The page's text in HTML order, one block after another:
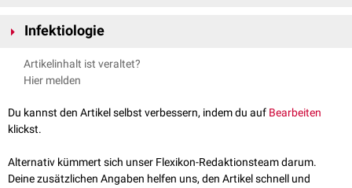
Blutbeimengungim Erbrochenen:
Kotim Erbrochenen:Kopremesis
Gallenflüssigkeit
Bei Intoxikationen liefert die
Infektiologie
Erbrochenes ist bei vielen
kontaminiert und kann dadurch zur Infektionsquelle werden.
Artikelinhalt ist veraltet?
Hier melden
Du kannst den Artikel selbst verbessern, indem du auf Bearbeiten
klickst.
Alternativ kümmert sich unser Flexikon-Redaktionsteam darum.
Deine zusätzlichen Angaben helfen uns, den Artikel schnell und